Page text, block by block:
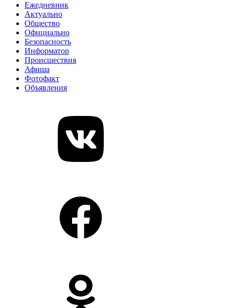
Ежедневник
Актуально
Общество
Официально
Безопасность
Информатор
Происшествия
Афиша
Фотофакт
Объявления